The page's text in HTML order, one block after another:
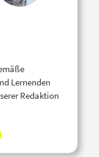
Lernenden
Redaktion